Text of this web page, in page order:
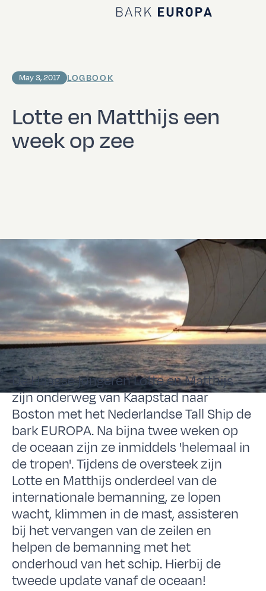
Home Bark EUROPA
Lotte en Matthijs een
week op zee
May 3, 2017 LOGBOOK
De Haagse jongeren Lotte en Matthijs
zijn onderweg van Kaapstad naar
Boston met het Nederlandse Tall Ship de
bark EUROPA. Na bijna twee weken op
de oceaan zijn ze inmiddels 'helemaal in
de tropen'. Tijdens de oversteek zijn
Lotte en Matthijs onderdeel van de
internationale bemanning, ze lopen
wacht, klimmen in de mast, assisteren
bij het vervangen van de zeilen en
helpen de bemanning met het
onderhoud van het schip. Hierbij de
tweede update vanaf de oceaan!